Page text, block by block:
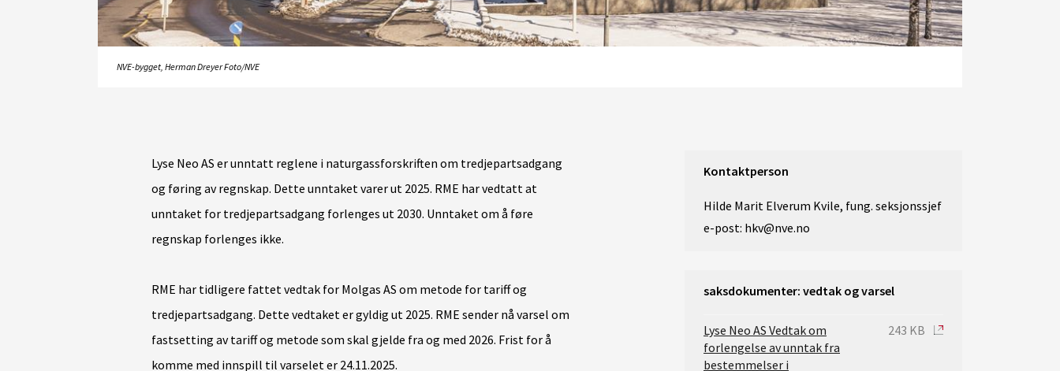
NVE-bygget, Herman Dreyer Foto/NVE
Lyse Neo AS er unntatt reglene i naturgassforskriften om tredjepartsadgang
og føring av regnskap. Dette unntaket varer ut 2025. RME har vedtatt at
unntaket for tredjepartsadgang forlenges ut 2030. Unntaket om å føre
regnskap forlenges ikke.
RME har tidligere fattet vedtak for Molgas AS om metode for tariff og
tredjepartsadgang. Dette vedtaket er gyldig ut 2025. RME sender nå varsel om
fastsetting av tariff og metode som skal gjelde fra og med 2026. Frist for å
komme med innspill til varselet er 24.11.2025.
Kontaktperson
Hilde Marit Elverum Kvile, fung. seksjonssjef
e-post: hkv@nve.no
saksdokumenter: vedtak og varsel
Lyse Neo AS Vedtak om
forlengelse av unntak fra
bestemmelser i
243 KB